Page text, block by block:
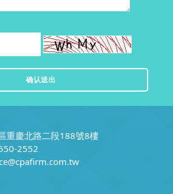
重慶北路二段188號8樓
2552